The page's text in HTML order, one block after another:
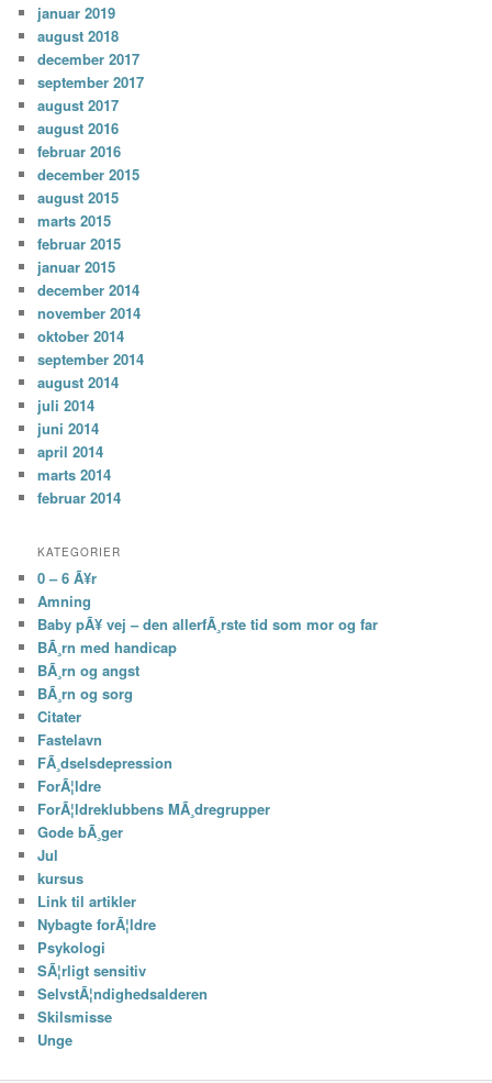
januar 2019
august 2018
december 2017
september 2017
august 2017
august 2016
februar 2016
december 2015
august 2015
marts 2015
februar 2015
januar 2015
december 2014
november 2014
oktober 2014
september 2014
august 2014
juli 2014
juni 2014
april 2014
marts 2014
februar 2014
KATEGORIER
0 – 6 Ã¥r
Amning
Baby pÃ¥ vej – den allerfÃ¸rste tid som mor og far
BÃ¸rn med handicap
BÃ¸rn og angst
BÃ¸rn og sorg
Citater
Fastelavn
FÃ¸dselsdepression
ForÃ¦ldre
ForÃ¦ldreklubbens MÃ¸dregrupper
Gode bÃ¸ger
Jul
kursus
Link til artikler
Nybagte forÃ¦ldre
Psykologi
SÃ¦rligt sensitiv
SelvstÃ¦ndighedsalderen
Skilsmisse
Unge